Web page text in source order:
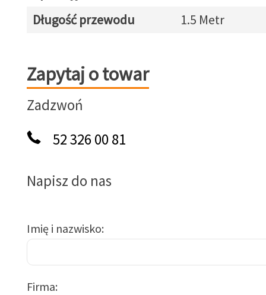
Długość przewodu
1.5 Metr
Zapytaj o towar
Zapytaj o towar
Zadzwoń
52 326 00 81
Napisz do nas
Imię i nazwisko
Firma